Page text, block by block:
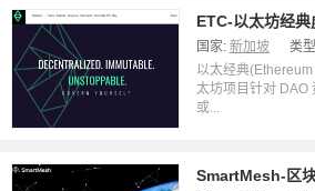
ETC-以太坊经典
国家: 新加坡 类
以太经典
太坊项目针对 DAO
或...
SmartMesh-区